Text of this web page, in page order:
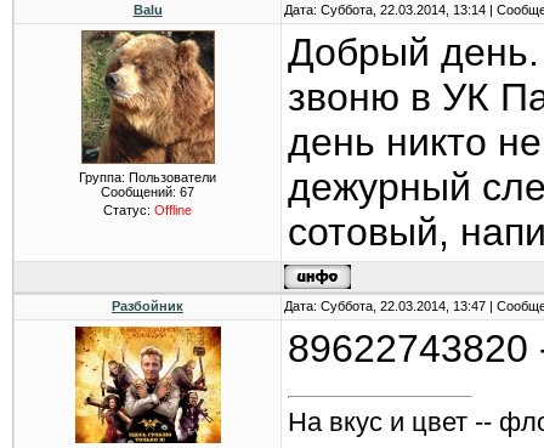
Balu Дата: Суббота, 22.03.2014, 13:14 |
Группа: Пользователи
Сообщений: 67
Статус: Offline
Добрый день.
звоню в УК
день никто
дежурный
сотовый,
Разбойник Дата: Суббота, 22.03.2014, 13:47 |
89622743820
На вкус и цвет --